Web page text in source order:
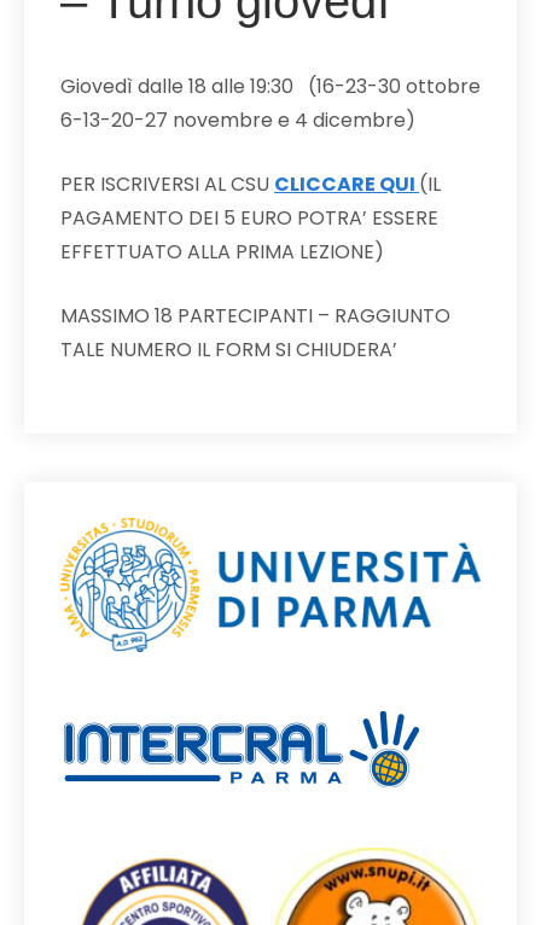
Giovedì dalle 18 alle 19:30 (16-23-30 ottobre
6-13-20-27 novembre e 4 dicembre)
PER ISCRIVERSI AL CSU CLICCARE QUI (IL
PAGAMENTO DEI 5 EURO POTRA’ ESSERE
EFFETTUATO ALLA PRIMA LEZIONE)
MASSIMO 18 PARTECIPANTI – RAGGIUNTO
TALE NUMERO IL FORM SI CHIUDERA’